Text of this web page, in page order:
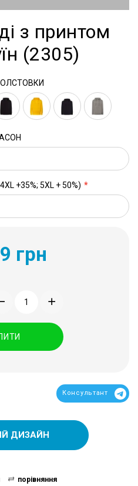
з принтом
(2305)
+35%; 5XL + 50%)
грн
Консультант
ДИЗАЙН
порівняння